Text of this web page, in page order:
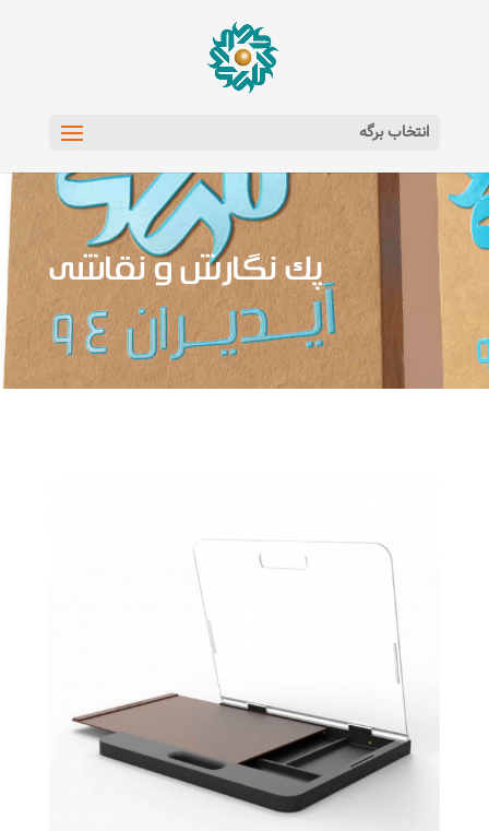
انتخاب برگه
پک نگارش و نقاشی